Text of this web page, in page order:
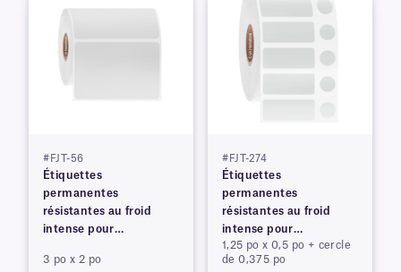
#FJT-56
Étiquettes
permanentes
résistantes au froid
intense pour
thermique
3 po x 2 po
#FJT-274
Étiquettes
permanentes
résistantes au froid
intense pour
imprimantes à transfert
thermique
1,25 po x 0,5 po + cercle
de 0,375 po